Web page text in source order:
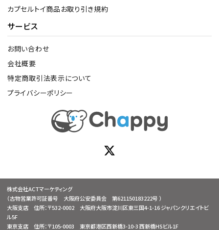
カプセルトイ商品お取り引き規約
サービス
お問い合わせ
会社概要
特定商取引法表示について
プライバシーポリシー
株式会社ACTマーケティング
（古物営業許可証番号 大阪府公安委員会 第621150183222号 ）
大阪支店 住所：〒532-0002 大阪府大阪市淀川区東三国4-1-16 ジャパンクリエイトビ
ル5F
東京支店 住所：〒105-0003 東京都港区西新橋3-10-3 西新橋HSビル1F